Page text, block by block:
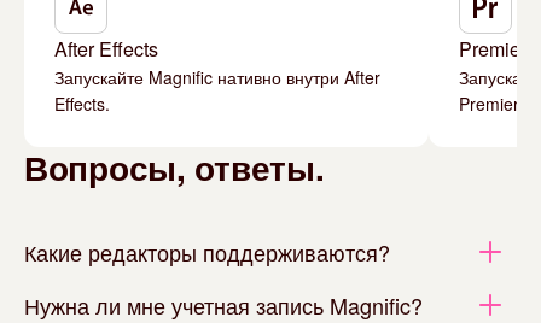
After Effects
Запускайте Magnific нативно внутри After
Effects.
Premiere
Вопросы, ответы.
Какие редакторы поддерживаются?
Нужна ли мне учетная запись Magnific?